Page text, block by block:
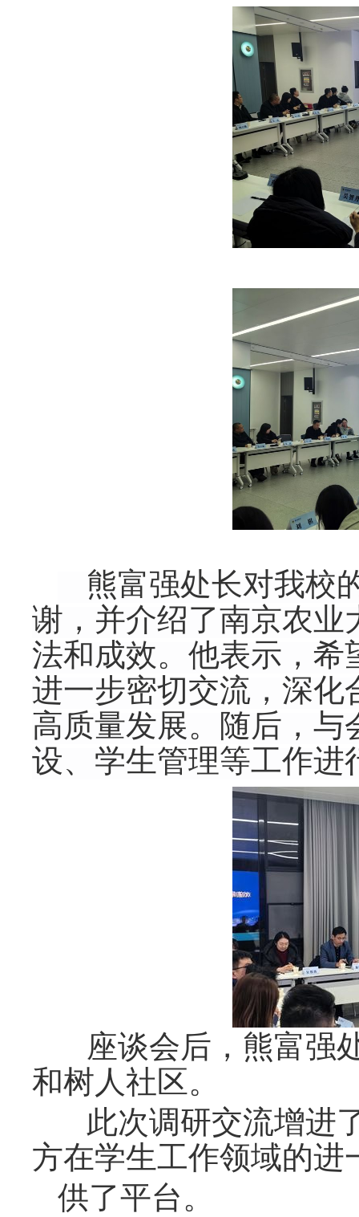
熊富强处长对我校
谢，并介绍 了 南京农业
法和成效。他表示，希
进一步密切交流，深化
高质量发展。
随后，与
设、学生管理等工作进
座谈会后，熊富强
和树人社区。
此次调研交流增进
方在学生工作领域的进
供了平台。